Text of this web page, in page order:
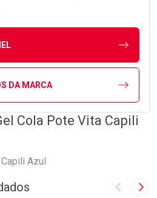
DA MARCA
Cola Pote Vita Capili
Azul
Imagem